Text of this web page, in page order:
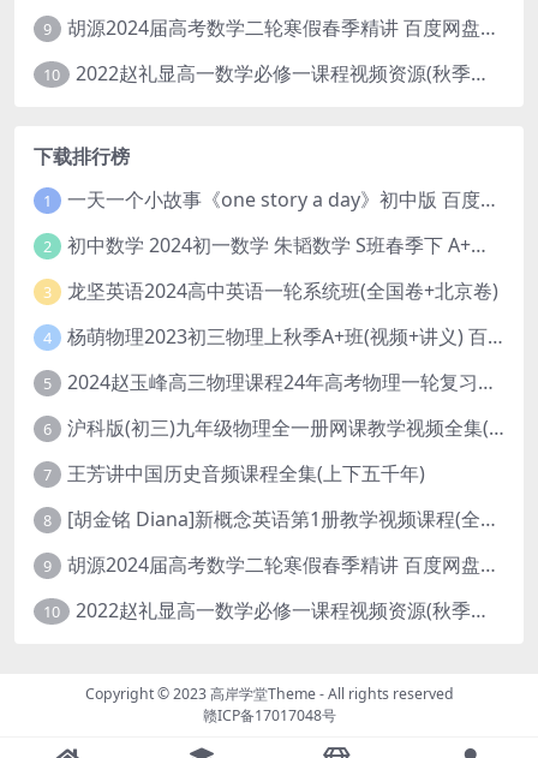
9 胡源2024届高考数学二轮寒假春季精讲 百度网盘分享
10 2022赵礼显高一数学必修一课程视频资源(秋季班 含讲义)百度网盘云
下载排行榜
1 一天一个小故事《one story a day》初中版 百度网盘分享下载
2 初中数学 2024初一数学 朱韬数学 S班春季下 A+班春季下 百度云网盘
3 龙坚英语2024高中英语一轮系统班(全国卷+北京卷)
4 杨萌物理2023初三物理上秋季A+班(视频+讲义) 百度网盘分享
5 2024赵玉峰高三物理课程24年高考物理一轮复习网课教程
6 沪科版(初三)九年级物理全一册网课教学视频全集(录播版 杜春雨 66讲)
7 王芳讲中国历史音频课程全集(上下五千年)
8 [胡金铭 Diana]新概念英语第1册教学视频课程(全集 百度网盘下载)
9 胡源2024届高考数学二轮寒假春季精讲 百度网盘分享
10 2022赵礼显高一数学必修一课程视频资源(秋季班 含讲义)百度网盘云
Copyright © 2023高岸学堂Theme- All rights reserved
赣ICP备17017048号